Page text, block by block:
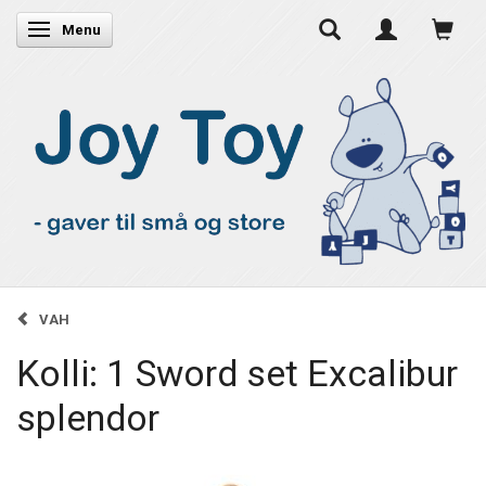
Skifte navigation
Menu
VAH
Kolli: 1 Sword set Excalibur
splendor